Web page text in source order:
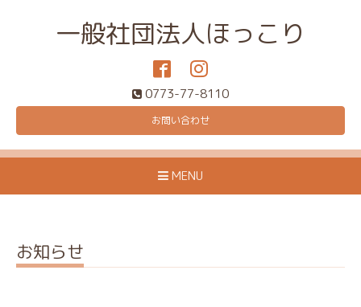
一般社団法人ほっこり
0773-77-8110
お問い合わせ
MENU
お知らせ